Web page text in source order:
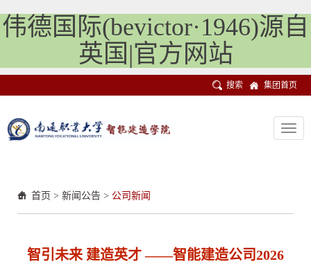
伟德国际(bevictor·1946)源自
英国|官方网站
搜索 集团首页
首页 > 新闻公告 > 公司新闻
智引未来 建造英才 ——智能建造公司2026